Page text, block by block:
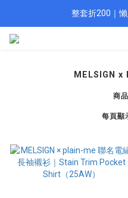
🎁 新會員填
整套折200｜
MELSIGN x
商
每頁顯